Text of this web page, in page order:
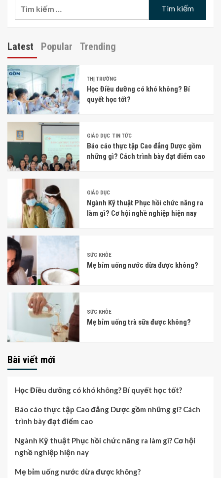
Latest Popular Trending
THỊ TRƯỜNG
Học Điều dưỡng có khó không? Bí
quyết học tốt?
GIÁO DỤC TIN TỨC
Báo cáo thực tập Cao đẳng Dược gồm
những gì? Cách trình bày đạt điểm cao
GIÁO DỤC
Ngành Kỹ thuật Phục hồi chức năng ra
làm gì? Cơ hội nghề nghiệp hiện nay
SỨC KHỎE
Mẹ bỉm uống nước dừa được không?
SỨC KHỎE
Mẹ bỉm uống trà sữa được không?
Bài viết mới
Học Điều dưỡng có khó không? Bí quyết học tốt?
Báo cáo thực tập Cao đẳng Dược gồm những gì? Cách
trình bày đạt điểm cao
Ngành Kỹ thuật Phục hồi chức năng ra làm gì? Cơ hội
nghề nghiệp hiện nay
Mẹ bỉm uống nước dừa được không?